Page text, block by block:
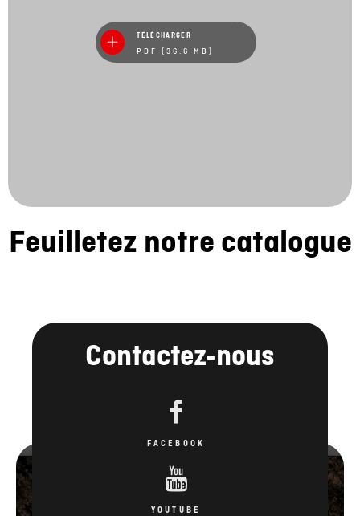
TÉLÉCHARGER
PDF (36.6 MB)
Feuilletez notre catalogue
Contactez-nous
FACEBOOK
YOUTUBE